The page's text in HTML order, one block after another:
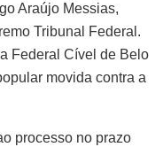
Araújo Messias,
Tribunal Federal.
Federal Cível de Belo
movida contra a
processo no prazo